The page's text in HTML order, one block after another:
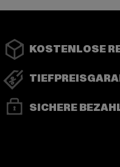
KOSTENLOSE
SICHERE